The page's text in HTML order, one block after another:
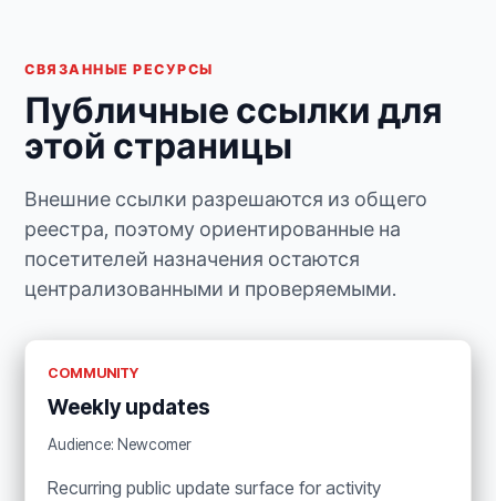
СВЯЗАННЫЕ РЕСУРСЫ
Публичные ссылки для
этой страницы
Внешние ссылки разрешаются из общего
реестра, поэтому ориентированные на
посетителей назначения остаются
централизованными и проверяемыми.
COMMUNITY
Weekly updates
Audience: Newcomer
Recurring public update surface for activity